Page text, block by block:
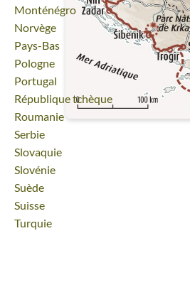
Voyage
Monténégro
Voyage
Norvège
Voyage
Pays-Bas
Voyage
Pologne
Voyage
Portugal
Voyage
République tchèque
Voyage
Roumanie
Voyage
Serbie
Voyage
Slovaquie
Voyage
Slovénie
Voyage
Suède
Voyage
Suisse
Voyage
Turquie